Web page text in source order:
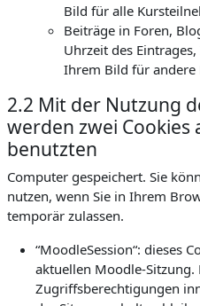
Bild für alle
Beiträge in Foren,
Uhrzeit des
Ihrem Bild für andere
2.2 Mit der Nutzung
werden zwei
benutzten
Computer gespeichert. Sie
nutzen, wenn Sie in Ihrem
temporär zulassen.
“MoodleSession“: dieses
aktuellen Moodle-
Zugriffsberechtigungen